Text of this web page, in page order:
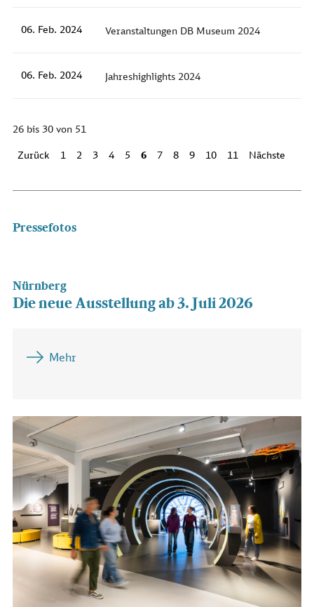
06. Feb. 2024 Veranstaltungen DB Museum 2024
06. Feb. 2024 Jahreshighlights 2024
26 bis 30 von 51
Zurück 1 2 3 4 5 6 7 8 9 10 11 Nächste
Pressefotos
Nürnberg
Die neue Ausstellung ab 3. Juli 2026
Mehr